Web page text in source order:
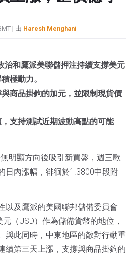
| 由 Haresh Menghani
治和鷹派美聯儲押注持續支撐美元
極動力。
商品掛鉤的加元，並限制現貨價
支持測試近期波動高點的可能
明顯方向後吸引新買盤，週三歐
日內漲幅，徘徊於1.3800中段附
以及鷹派的美國聯邦儲備委員會
元（USD）作為儲備貨幣的地位，
與此同時，中東地區的敵對行動重
續第三天上漲，支撐與商品掛鉤的